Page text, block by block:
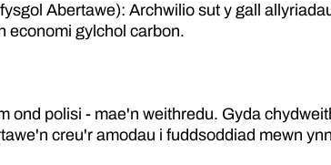
Abertawe): Archwilio sut y gall
economi gylchol carbon.
ond polisi - mae'n weithredu. Gyda
creu'r amodau i fuddsoddiad mewn